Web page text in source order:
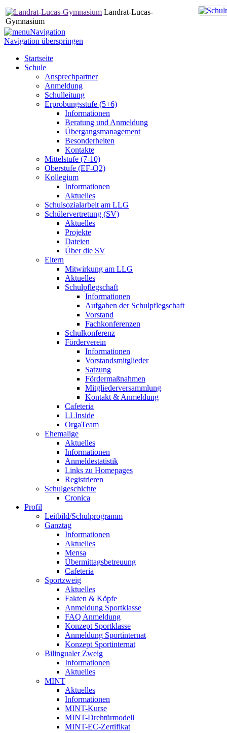
Landrat-Lucas-
Gymnasium
Navigation
Navigation überspringen
Startseite
Schule
Ansprechpartner
Anmeldung
Schulleitung
Erprobungsstufe (5+6)
Informationen
Beratung und Anmeldung
Übergangsmanagement
Besonderheiten
Kontakte
Mittelstufe (7-10)
Oberstufe (EF-Q2)
Kollegium
Informationen
Aktuelles
Schulsozialarbeit am LLG
Schülervertretung (SV)
Aktuelles
Projekte
Dateien
Über die SV
Eltern
Mitwirkung am LLG
Aktuelles
Schulpflegschaft
Informationen
Aufgaben der Schulpflegschaft
Vorstand
Fachkonferenzen
Schulkonferenz
Förderverein
Informationen
Vorstandsmitglieder
Satzung
Fördermaßnahmen
Mitgliederversammlung
Kontakt & Anmeldung
Cafeteria
LLInside
OrgaTeam
Ehemalige
Aktuelles
Informationen
Anmeldestatistik
Links zu Homepages
Registrieren
Schulgeschichte
Cronica
Profil
Leitbild/Schulprogramm
Ganztag
Informationen
Aktuelles
Mensa
Übermittagsbetreuung
Cafeteria
Sportzweig
Aktuelles
Fakten & Köpfe
Anmeldung Sportklasse
FAQ Anmeldung
Konzept Sportklasse
Anmeldung Sportinternat
Konzept Sportinternat
Bilingualer Zweig
Informationen
Aktuelles
MINT
Aktuelles
Informationen
MINT-Kurse
MINT-Drehtürmodell
MINT-EC-Zertifikat